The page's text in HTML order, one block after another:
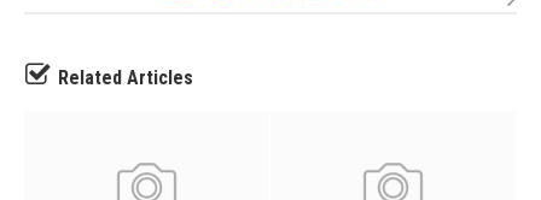
Related Articles